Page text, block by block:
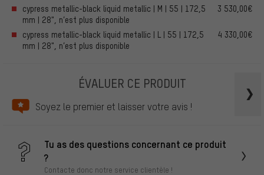
cypress metallic-black liquid metallic | M | 55 | 172,5
mm | 28", n’est plus disponible
3 530,00€
cypress metallic-black liquid metallic | L | 55 | 172,5
mm | 28", n’est plus disponible
4 330,00€
ÉVALUER CE PRODUIT
Soyez le premier et laisser votre avis !
Tu as des questions concernant ce produit
?
Contacte donc notre service clientèle !